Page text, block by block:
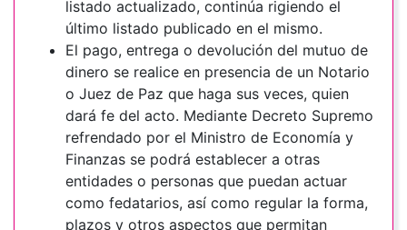
listado actualizado, continúa rigiendo el
último listado publicado en el mismo.
El pago, entrega o devolución del mutuo de
dinero se realice en presencia de un Notario
o Juez de Paz que haga sus veces, quien
dará fe del acto. Mediante Decreto Supremo
refrendado por el Ministro de Economía y
Finanzas se podrá establecer a otras
entidades o personas que puedan actuar
como fedatarios, así como regular la forma,
plazos y otros aspectos que permitan